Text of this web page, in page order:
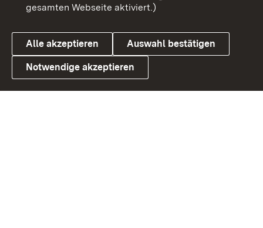
Link zum Landesportal
Datenschutz
Cookies
gesamten Webseite aktiviert.)
Alle akzeptieren Auswahl bestätigen
Notwendige akzeptieren